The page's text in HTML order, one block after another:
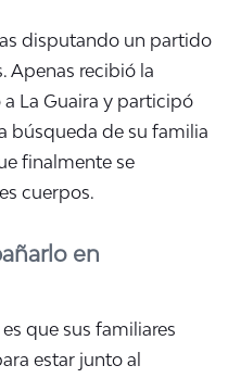
disputando un partido
Apenas recibió la
La Guaira y participó
búsqueda de su familia
finalmente se
cuerpos.
en
que sus familiares
estar junto al